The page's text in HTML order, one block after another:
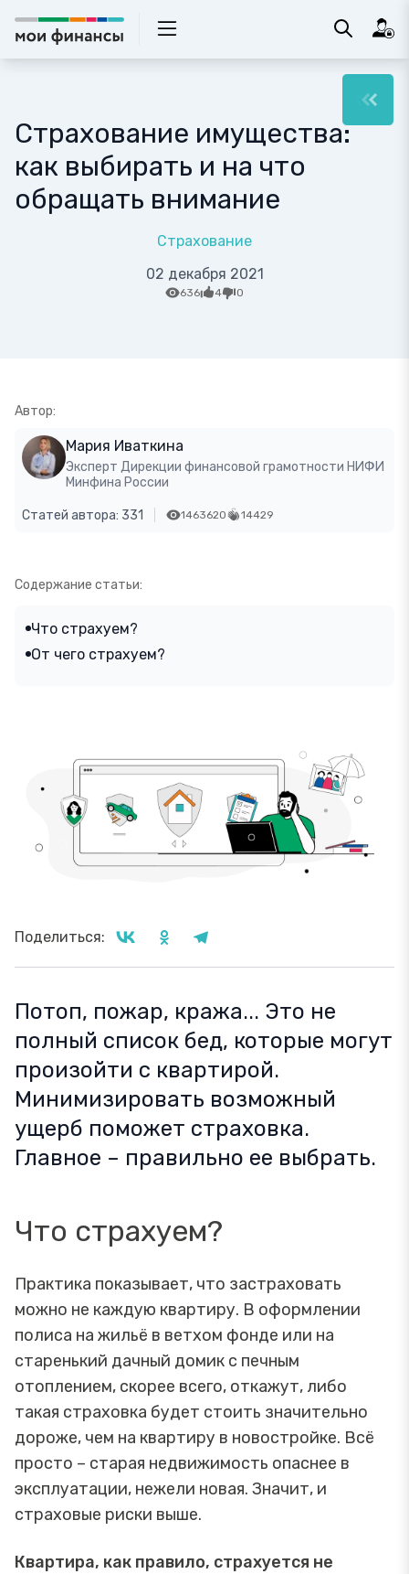
Страхование имущества:
как выбирать и на что
обращать внимание
Страхование
02 декабря 2021
636 4 0
Автор:
Мария Иваткина
Эксперт Дирекции финансовой грамотности НИФИ
Минфина России
Статей автора: 331 1463620 14429
Содержание статьи:
Что страхуем?
От чего страхуем?
Поделиться:
Потоп, пожар, кража... Это не
полный список бед, которые могут
произойти с квартирой.
Минимизировать возможный
ущерб поможет страховка.
Главное – правильно ее выбрать.
Что страхуем?
Практика показывает, что застраховать
можно не каждую квартиру. В оформлении
полиса на жильё в ветхом фонде или на
старенький дачный домик с печным
отоплением, скорее всего, откажут, либо
такая страховка будет стоить значительно
дороже, чем на квартиру в новостройке. Всё
просто – старая недвижимость опаснее в
эксплуатации, нежели новая. Значит, и
страховые риски выше.
Квартира, как правило, страхуется не